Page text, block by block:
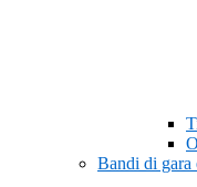
Bandi di gara